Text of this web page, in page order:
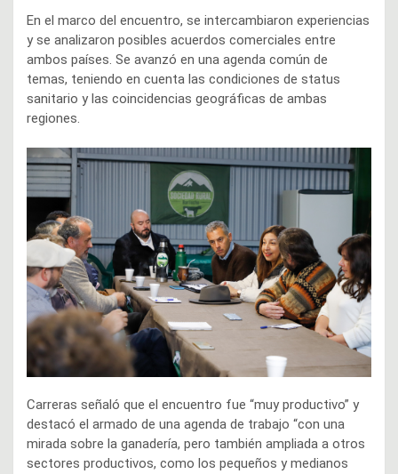
En el marco del encuentro, se intercambiaron experiencias
y se analizaron posibles acuerdos comerciales entre
ambos países. Se avanzó en una agenda común de
temas, teniendo en cuenta las condiciones de status
sanitario y las coincidencias geográficas de ambas
regiones.
Carreras señaló que el encuentro fue “muy productivo” y
destacó el armado de una agenda de trabajo “con una
mirada sobre la ganadería, pero también ampliada a otros
sectores productivos, como los pequeños y medianos